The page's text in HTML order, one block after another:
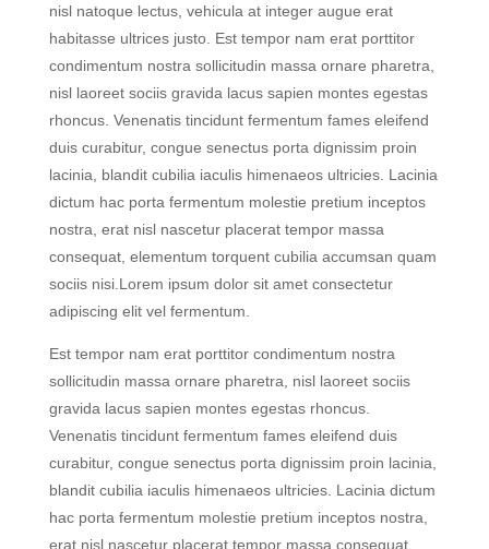
nisl natoque lectus, vehicula at integer augue erat
habitasse ultrices justo. Est tempor nam erat porttitor
condimentum nostra sollicitudin massa ornare pharetra,
nisl laoreet sociis gravida lacus sapien montes egestas
rhoncus. Venenatis tincidunt fermentum fames eleifend
duis curabitur, congue senectus porta dignissim proin
lacinia, blandit cubilia iaculis himenaeos ultricies. Lacinia
dictum hac porta fermentum molestie pretium inceptos
nostra, erat nisl nascetur placerat tempor massa
consequat, elementum torquent cubilia accumsan quam
sociis nisi.Lorem ipsum dolor sit amet consectetur
adipiscing elit vel fermentum.
Est tempor nam erat porttitor condimentum nostra
sollicitudin massa ornare pharetra, nisl laoreet sociis
gravida lacus sapien montes egestas rhoncus.
Venenatis tincidunt fermentum fames eleifend duis
curabitur, congue senectus porta dignissim proin lacinia,
blandit cubilia iaculis himenaeos ultricies. Lacinia dictum
hac porta fermentum molestie pretium inceptos nostra,
erat nisl nascetur placerat tempor massa consequat,